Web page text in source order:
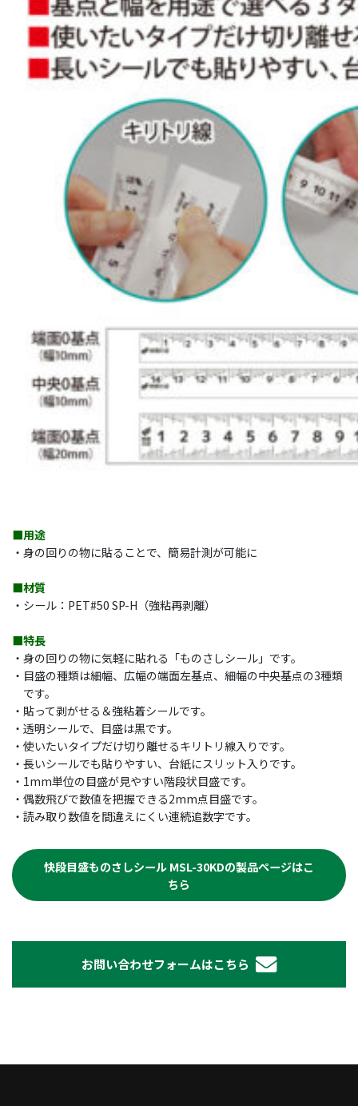
■用途
・身の回りの物に貼ることで、簡易計測が可能に
■材質
・シール：PET#50 SP-H（強粘再剥離）
■特長
・身の回りの物に気軽に貼れる「ものさしシール」です。
・目盛の種類は細幅、広幅の端面左基点、細幅の中央基点の3種類
です。
・貼って剥がせる＆強粘着シールです。
・透明シールで、目盛は黒です。
・使いたいタイプだけ切り離せるキリトリ線入りです。
・長いシールでも貼りやすい、台紙にスリット入りです。
・1mm単位の目盛が見やすい階段状目盛です。
・偶数飛びで数値を把握できる2mm点目盛です。
・読み取り数値を間違えにくい連続追数字です。
快段目盛ものさしシール MSL-30KDの製品ページはこ
ちら
お問い合わせフォームはこちら